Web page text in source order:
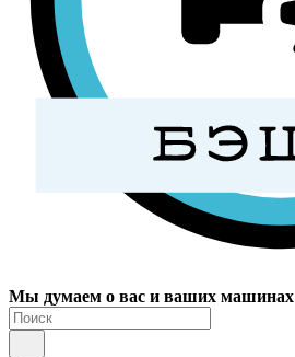
Мы думаем о вас и ваших машинах